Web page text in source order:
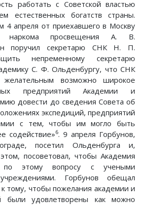
работать с Советской властью
естественных богатств страны.
4 апреля от приехавшего в Москву
наркома просвещения А. В.
поручил секретарю СНК Н. П.
непременному секретарю
С. Ф. Ольденбургу, что СНК
желательным возможно широкое
предприятий Академии и
довести до сведения Совета об
экспедиций, предприятий
с тем, чтобы им могло быть
содействие»6. 9 апреля Горбунов,
посетил Ольденбурга и,
посоветовал, чтобы Академия
по этому вопросу с учеными
Горбунов обещал
тому, чтобы пожелания академии и
были удовлетворены как можно